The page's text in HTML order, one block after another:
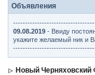
Объявления
09.08.2019 - Ввиду
укажите желаемый ник и
Новый Черняховский